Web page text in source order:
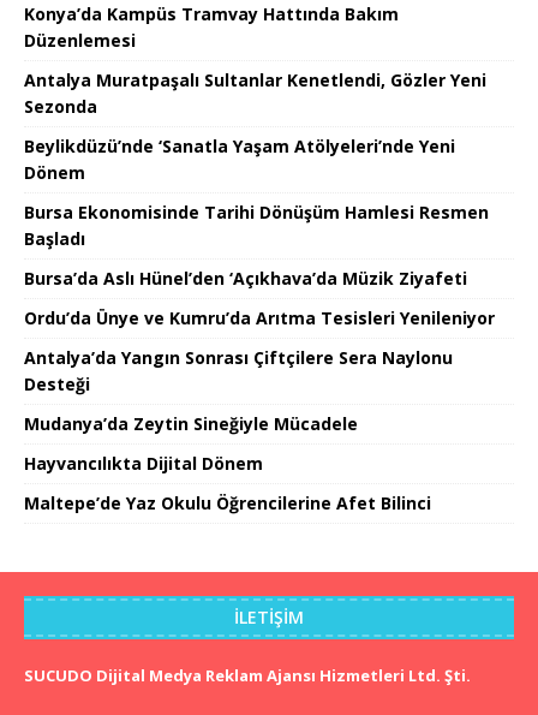
Konya’da Kampüs Tramvay Hattında Bakım
Düzenlemesi
Antalya Muratpaşalı Sultanlar Kenetlendi, Gözler Yeni
Sezonda
Beylikdüzü’nde ‘Sanatla Yaşam Atölyeleri’nde Yeni
Dönem
Bursa Ekonomisinde Tarihi Dönüşüm Hamlesi Resmen
Başladı
Bursa’da Aslı Hünel’den ‘Açıkhava’da Müzik Ziyafeti
Ordu’da Ünye ve Kumru’da Arıtma Tesisleri Yenileniyor
Antalya’da Yangın Sonrası Çiftçilere Sera Naylonu
Desteği
Mudanya’da Zeytin Sineğiyle Mücadele
Hayvancılıkta Dijital Dönem
Maltepe’de Yaz Okulu Öğrencilerine Afet Bilinci
İLETIŞIM
SUCUDO Dijital Medya Reklam Ajansı Hizmetleri Ltd. Şti.